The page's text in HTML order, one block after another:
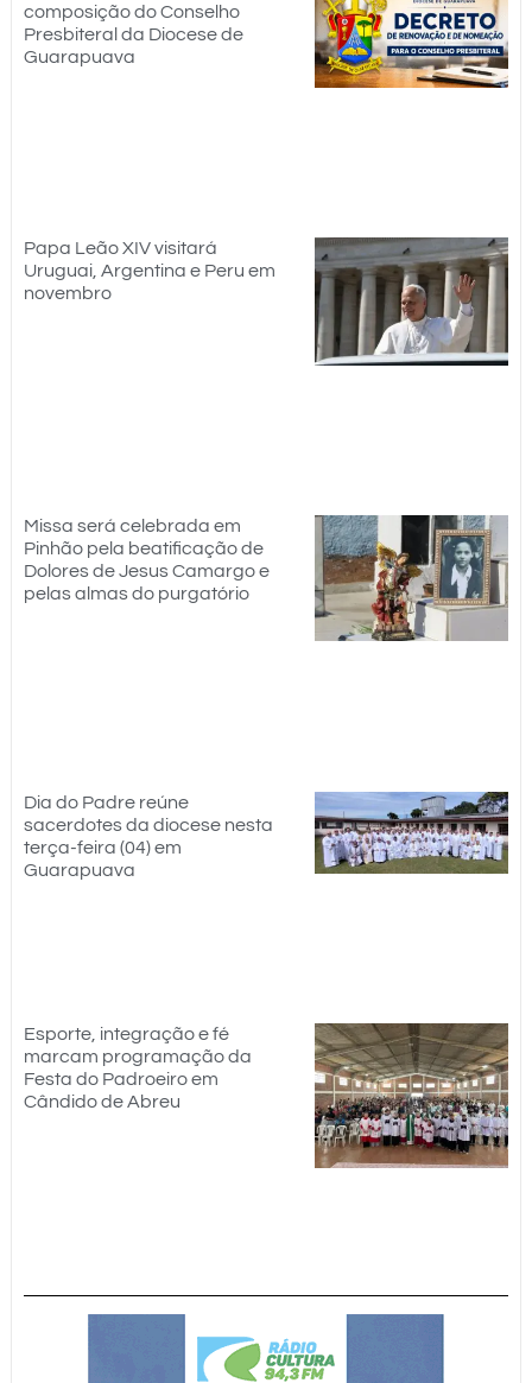
composição do Conselho
Presbiteral da Diocese de
Guarapuava
Papa Leão XIV visitará
Uruguai, Argentina e Peru em
novembro
Missa será celebrada em
Pinhão pela beatificação de
Dolores de Jesus Camargo e
pelas almas do purgatório
Dia do Padre reúne
sacerdotes da diocese nesta
terça-feira (04) em
Guarapuava
Esporte, integração e fé
marcam programação da
Festa do Padroeiro em
Cândido de Abreu